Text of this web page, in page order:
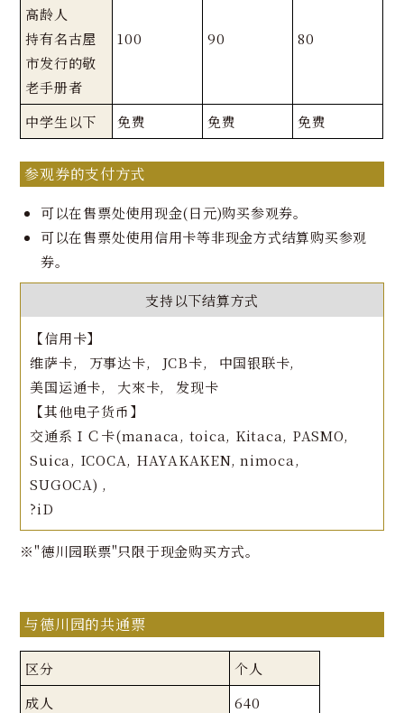
高龄人
持有名古屋
市发行的敬
老手册者
100 90 80
中学生以下 免费 免费 免费
参观券的支付方式
可以在售票处使用现金(日元)购买参观券。
可以在售票处使用信用卡等非现金方式结算购买参观
券。
支持以下结算方式
【信用卡】
维萨卡
万事达卡 JCB卡
中国银联卡
美国运通卡
大來卡
发现卡
【其他电子货币】
交通系ＩＣ卡(manaca, toica, Kitaca, PASMO,
Suica, ICOCA, HAYAKAKEN, nimoca,
SUGOCA)
?iD
※"德川园联票"只限于现金购买方式。
与德川园的共通票
区分
个人
成人
640